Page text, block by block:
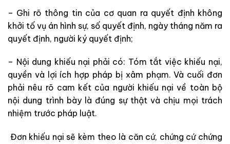
– Ghi rõ thông tin của cơ quan ra quyết định không
khởi tố vụ án hình sự, số quyết định, ngày tháng năm ra
quyết định, người ký quyết định;
– Nội dung khiếu nại phải có: Tóm tắt việc khiếu nại,
quyền và lợi ích hợp pháp bị xâm phạm. Và cuối đơn
phải nêu rõ cam kết của người khiếu nại về toàn bộ
nội dung trình bày là đúng sự thật và chịu mọi trách
nhiệm trước pháp luật.
Đơn khiếu nại sẽ kèm theo là căn cứ, chứng cứ chứng